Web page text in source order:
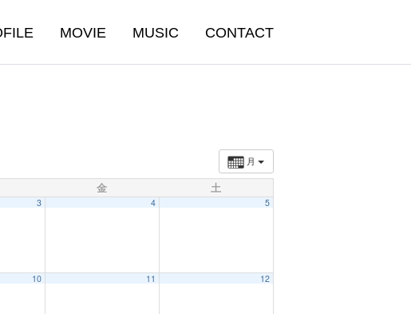
MOVIE MUSIC CONTACT
月
金 土
3 4 5
10 11 12